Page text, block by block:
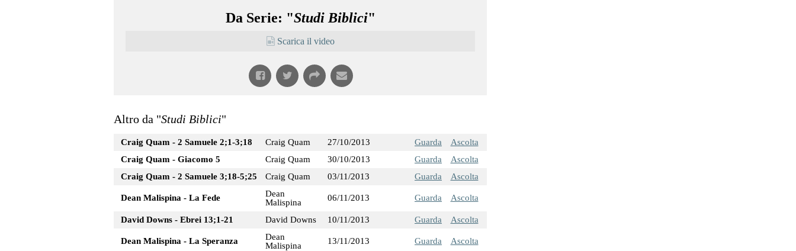
Da Serie: "Studi Biblici"
Scarica il video
Altro da "Studi Biblici"
Craig Quam - 2 Samuele 2;1-3;18 Craig Quam 27/10/2013 Guarda
Ascolta
Craig Quam - Giacomo 5
Craig Quam 30/10/2013 Guarda
Ascolta
Craig Quam - 2 Samuele 3;18-5;25
Craig Quam 03/11/2013 Guarda Ascolta
Dean Malispina - La Fede
Dean
Malispina
06/11/2013 Guarda Ascolta
David Downs - Ebrei 13;1-21 David Downs 10/11/2013 Guarda Ascolta
Dean Malispina - La Speranza
Dean
Malispina
13/11/2013 Guarda Ascolta